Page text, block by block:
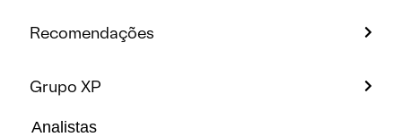
Recomendações
Grupo XP
Analistas